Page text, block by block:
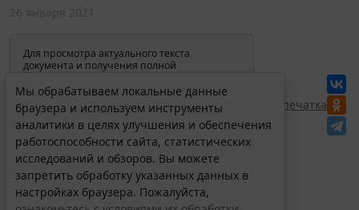
Для просмотра актуального текста
документа и получения полной
изменениях и порядке применения
документа, воспользуйтесь поиском в
Интернет-версии системы ГАРАНТ:
Перепечатка
Мы обрабатываем локальные данные
браузера и используем инструменты
аналитики в целях улучшения и обеспечения
работоспособности сайта, статистических
исследований и обзоров. Вы можете
запретить обработку указанных данных в
настройках браузера. Пожалуйста,